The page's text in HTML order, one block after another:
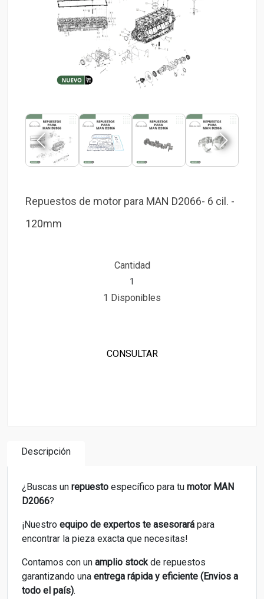
Repuestos de motor para MAN D2066- 6 cil. -
120mm
Cantidad
1 Disponibles
CONSULTAR
Descripción
¿Buscas un repuesto específico para tu motor MAN
D2066?
¡Nuestro equipo de expertos te asesorará para
encontrar la pieza exacta que necesitas!
Contamos con un amplio stockde repuestos
garantizando una entrega rápida y eficiente (Envios a
todo el país).